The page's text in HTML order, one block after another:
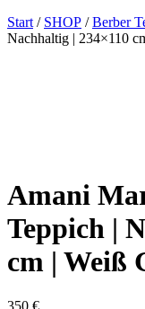
Close
Menu
Close
Cart
Start / SHOP /Berber
Nachhaltig | 234×110
Amani
Teppich |
cm | Weiß
350 €